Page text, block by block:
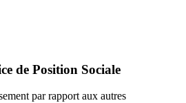
de Position Sociale
par rapport aux autres